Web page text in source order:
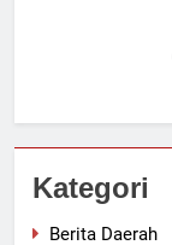
Kategori
Berita Daerah